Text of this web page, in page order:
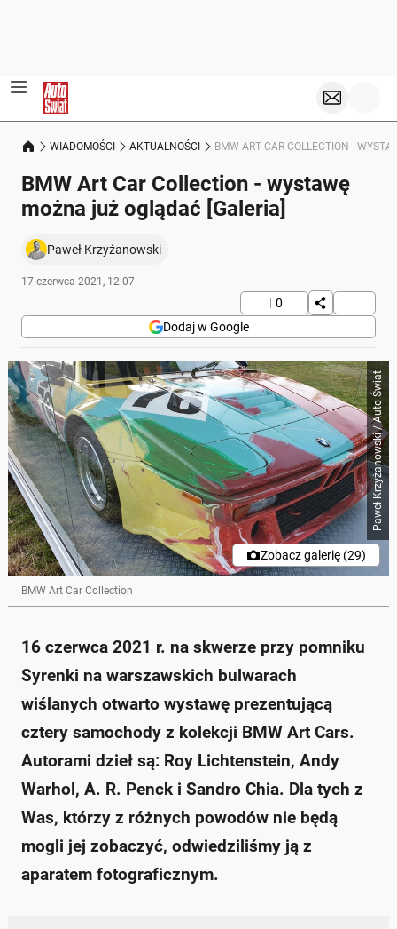
WIADOMOŚCI AKTUALNOŚCI BMW ART CAR COLLECTION -
BMW Art Car Collection - wystawę
można już oglądać [Galeria]
Paweł Krzyżanowski
17 czerwca 2021, 12:07
0
Dodaj w Google
Paweł Krzyżanowski / Auto Świat
Zobacz galerię (29)
BMW Art Car Collection
16 czerwca 2021 r. na skwerze przy pomniku
Syrenki na warszawskich bulwarach
wiślanych otwarto wystawę prezentującą
cztery samochody z kolekcji BMW Art Cars.
Autorami dzieł są: Roy Lichtenstein, Andy
Warhol, A. R. Penck i Sandro Chia. Dla tych z
Was, którzy z różnych powodów nie będą
mogli jej zobaczyć, odwiedziliśmy ją z
aparatem fotograficznym.